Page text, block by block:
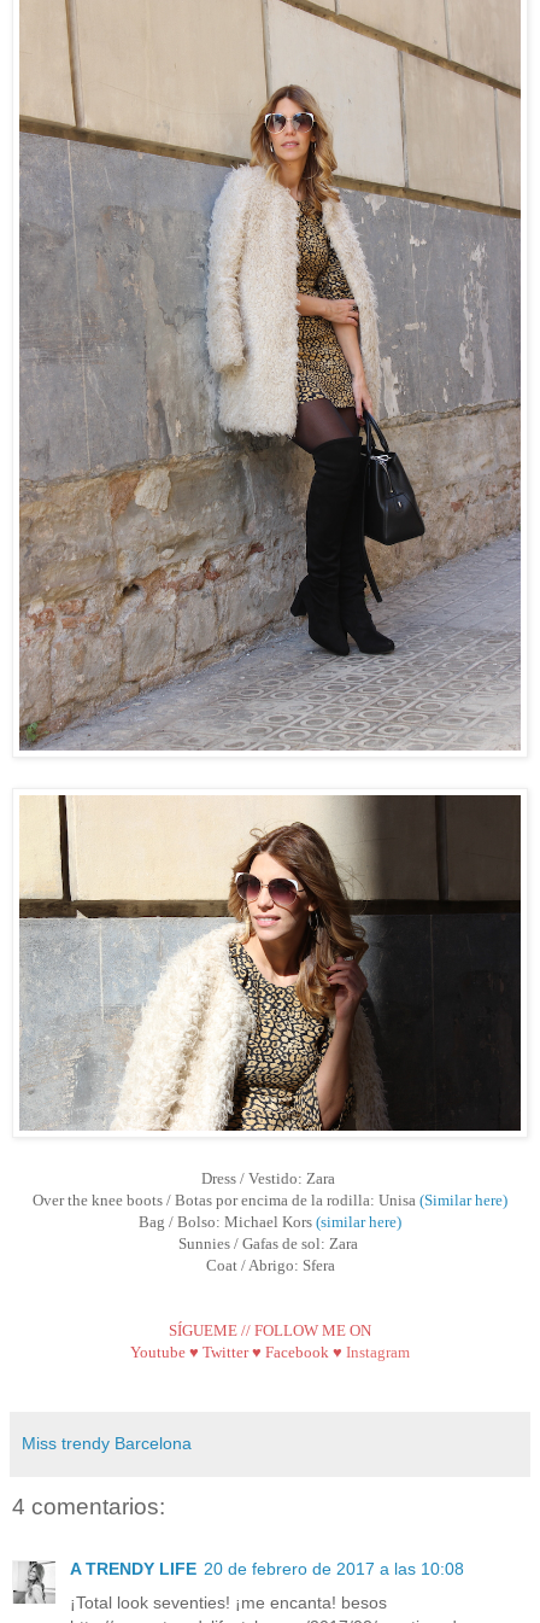
Dress / Vestido: Zara
Over the knee boots / Botas por encima de la rodilla: Unisa (Similar here)
Bag / Bolso: Michael Kors (similar here)
Sunnies / Gafas de sol: Zara
Coat / Abrigo: Sfera
SÍGUEME // FOLLOW ME ON
Youtube ♥ Twitter♥ Facebook ♥ Instagram
Miss trendy Barcelona
4 comentarios:
A TRENDY LIFE 20 de febrero de 2017 a las 10:08
¡Total look seventies! ¡me encanta! besos